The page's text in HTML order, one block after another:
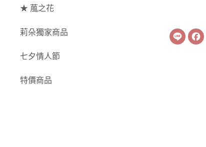
主花
菊花
-
蘭花⧸大理花
康乃馨
★ 葻之花
莉朵獨家商品
七夕情人節
特價商品
Line